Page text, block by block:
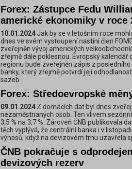
Forex: Zástupce Fedu
americké ekonomiky v roce
10.01.2024Jak by se v letošním roce
dnes ve svém vystoupení nastíní člen
zveřejněn vývoj amerických
zřejmě dále poklesnou. Evropský
regionu bude zveřejněn zápis z
banky, který zřejmě potvrdí její
sazeb.
Forex: Středoevropské
09.01.2024 Z domácích dat byl dnes
nezaměstnaných osob. Ten vlivem
3,5 % na 3,7 %. Zároveň ČNB publikovala
těch vyplývá, že centrální banka i v
výnosů, když na devizovém trhu uzavřela
ČNB pokračuje s
devizových rezerv